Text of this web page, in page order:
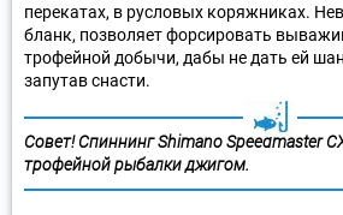
перекатах, в русловых коряжниках.
бланк, позволяет форсировать
трофейной добычи, дабы не дать ей
запутав снасти.
Совет! Спиннинг Shimano Speedmaster
трофейной рыбалки джигом.